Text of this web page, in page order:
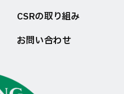
CSRの取り組み
お問い合わせ